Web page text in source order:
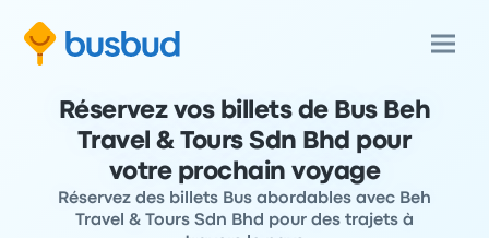
Réservez vos billets de Bus Beh
Travel & Tours Sdn Bhd pour
votre prochain voyage
Réservez des billets Bus abordables avec Beh
Travel & Tours Sdn Bhd pour des trajets à